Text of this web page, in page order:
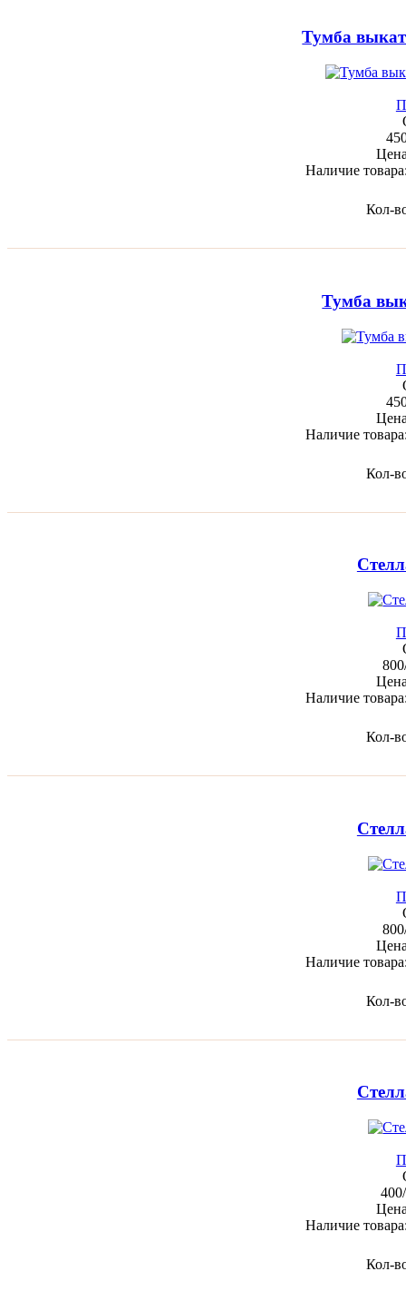
Тумба
Наличие
Кол-
Тумба
Наличие
Кол-
Наличие
Кол-
Наличие
Кол-
Наличие
Кол-